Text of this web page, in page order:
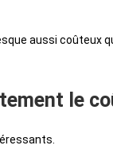
aussi coûteux
le